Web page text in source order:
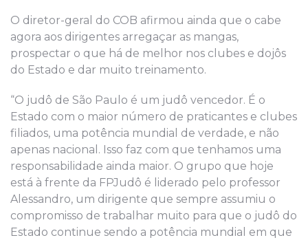
O diretor-geral do COB afirmou ainda que o cabe
agora aos dirigentes arregaçar as mangas,
prospectar o que há de melhor nos clubes e dojôs
do Estado e dar muito treinamento.
“O judô de São Paulo é um judô vencedor. É o
Estado com o maior número de praticantes e clubes
filiados, uma potência mundial de verdade, e não
apenas nacional. Isso faz com que tenhamos uma
responsabilidade ainda maior. O grupo que hoje
está à frente da FPJudô é liderado pelo professor
Alessandro, um dirigente que sempre assumiu o
compromisso de trabalhar muito para que o judô do
Estado continue sendo a potência mundial em que